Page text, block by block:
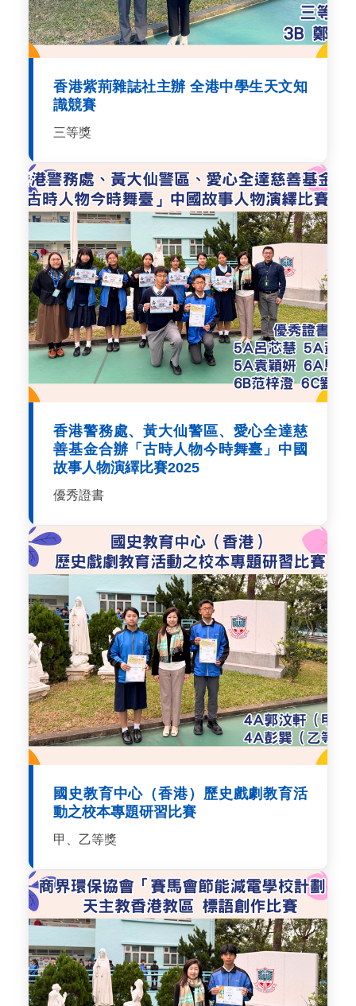
香港紫荊雜誌社主辦 全港中學生天文知
識競賽
三等獎
香港警務處、黃大仙警區、愛心全達慈
善基金合辦「古時人物今時舞臺」中國
故事人物演繹比賽2025
優秀證書
國史教育中心（香港）歷史戲劇教育活
動之校本專題研習比賽
甲、乙等獎